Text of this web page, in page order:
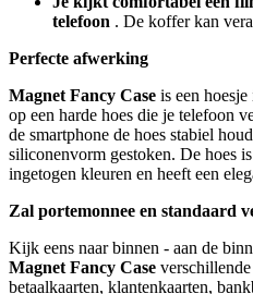
telefoon . De koffer kan
Perfecte afwerking
Magnet Fancy Case is een hoesje
op een harde hoes die je telefoon
de smartphone de hoes stabiel
siliconenvorm gestoken. De hoes
ingetogen kleuren en heeft een
Zal portemonnee en standaard
Kijk eens naar binnen - aan de
Magnet Fancy Case
betaalkaarten, klantenkaarten,